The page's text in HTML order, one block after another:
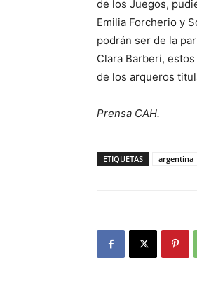
de los Juegos,
Emilia Forcherio y
podrán ser de la
Clara Barberi,
de los arqueros
Prensa CAH.
ETIQUETAS argentina